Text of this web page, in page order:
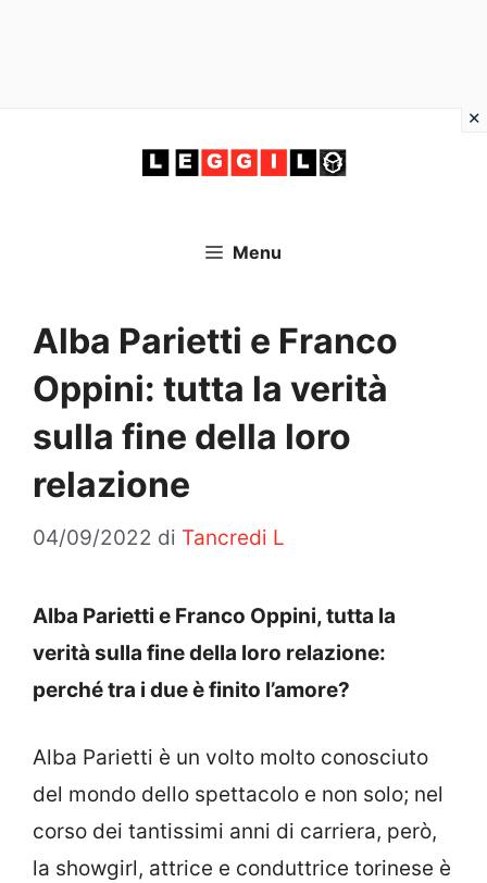
Menu
Alba Parietti e Franco
Oppini: tutta la verità
sulla fine della loro
relazione
04/09/2022 di Tancredi L
Alba Parietti e Franco Oppini, tutta la
verità sulla fine della loro relazione:
perché tra i due è finito l’amore?
Alba Parietti è un volto molto conosciuto
del mondo dello spettacolo e non solo; nel
corso dei tantissimi anni di carriera, però,
la showgirl, attrice e conduttrice torinese è